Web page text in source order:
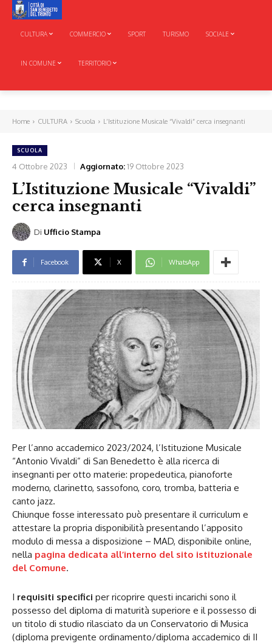
CULTURA COMMERCIO SPORT TURISMO SOCIALE
IN COMUNE TERRITORIO
Home CULTURA Scuola L’Istituzione Musicale “Vivaldi” cerca insegnanti
SCUOLA
4 Ottobre 2023 Aggiornato:19 Ottobre 2023
L’Istituzione Musicale “Vivaldi”
cerca insegnanti
Di Ufficio Stampa
Facebook X WhatsApp
Per l’anno accademico 2023/2024, l’Istituzione Musicale
“Antonio Vivaldi” di San Benedetto è alla ricerca di
insegnanti per otto materie: propedeutica, pianoforte
moderno, clarinetto, sassofono, coro, tromba, batteria e
canto jazz.
Chiunque fosse interessato può presentare il curriculum e
attestare la propria disponibilità presentando l’apposito
modulo di messa a disposizione – MAD, disponibile online,
nella pagina dedicata all’interno del sito istituzionale
del Comune.
I requisiti specifici per ricoprire questi incarichi sono il
possesso del diploma di maturità superiore e il possesso di
un titolo di studio rilasciato da un Conservatorio di Musica
(diploma previgente ordinamento/diploma accademico di II